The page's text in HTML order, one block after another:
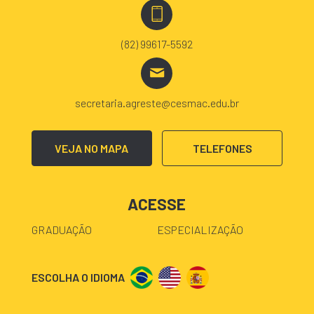
(82) 99617-5592
secretaria.agreste@cesmac.edu.br
VEJA NO MAPA TELEFONES
ACESSE
GRADUAÇÃO ESPECIALIZAÇÃO
ESCOLHA O IDIOMA